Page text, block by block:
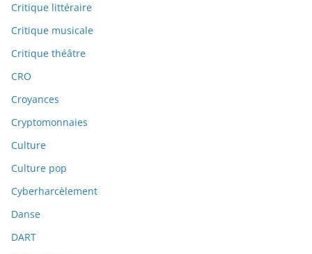
Critique littéraire
Critique musicale
Critique théâtre
CRO
Croyances
Cryptomonnaies
Culture
Culture pop
Cyberharcèlement
Danse
DART